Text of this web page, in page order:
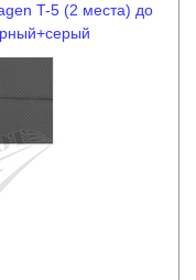
T-5 (2 места) до